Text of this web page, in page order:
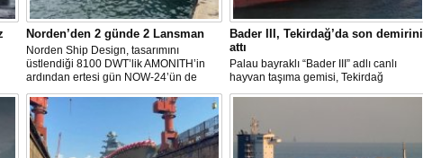
Norden’den 2 günde 2 Lansman
Norden Ship Design, tasarımını
üstlendiği 8100 DWT’lik AMONITH’in
ardından ertesi gün NOW-24’ün de
denize kavuşmasını kutladı.
Bader III, Tekirdağ’da son demirini
attı
Palau bayraklı “Bader III” adlı canlı
hayvan taşıma gemisi, Tekirdağ
açıklarına demirledi.